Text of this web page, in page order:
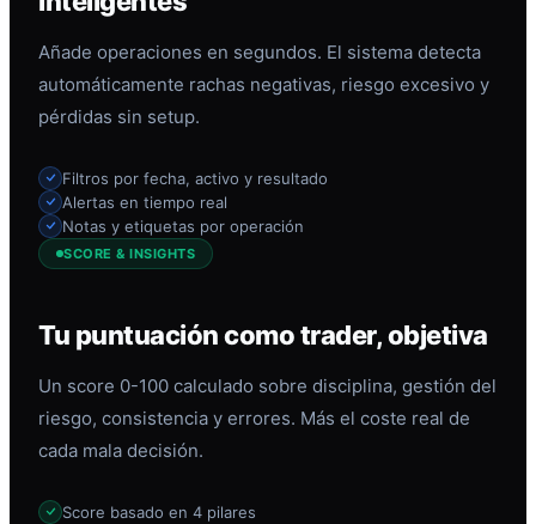
Añade operaciones en segundos. El sistema detecta
automáticamente rachas negativas, riesgo excesivo y
pérdidas sin setup.
Filtros por fecha, activo y resultado
Alertas en tiempo real
Notas y etiquetas por operación
SCORE & INSIGHTS
Tu puntuación como trader, objetiva
Un score 0-100 calculado sobre disciplina, gestión del
riesgo, consistencia y errores. Más el coste real de
cada mala decisión.
Score basado en 4 pilares